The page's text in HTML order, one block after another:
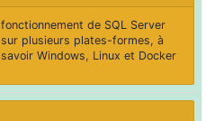
fonctionnement de SQL Server
sur plusieurs plates-formes, à
savoir Windows, Linux et Docker